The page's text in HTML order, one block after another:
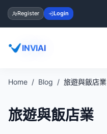
Register Login
INVIAI
Home Blog 旅遊與飯店業
旅遊與飯店業